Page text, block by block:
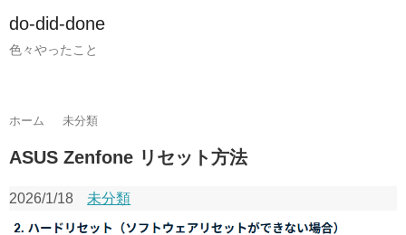
do-did-done
色々やったこと
ホーム 未分類
ASUS Zenfone リセット方法
2026/1/18 未分類